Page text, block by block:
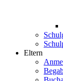
Eltern